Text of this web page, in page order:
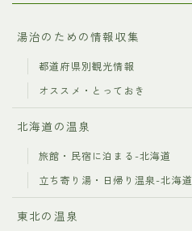
湯治のための情報収集
都道府県別観光情報
オススメ・とっておき
北海道の温泉
旅館・民宿に泊まる-北海道
立ち寄り湯・日帰り温泉-北海道
東北の温泉